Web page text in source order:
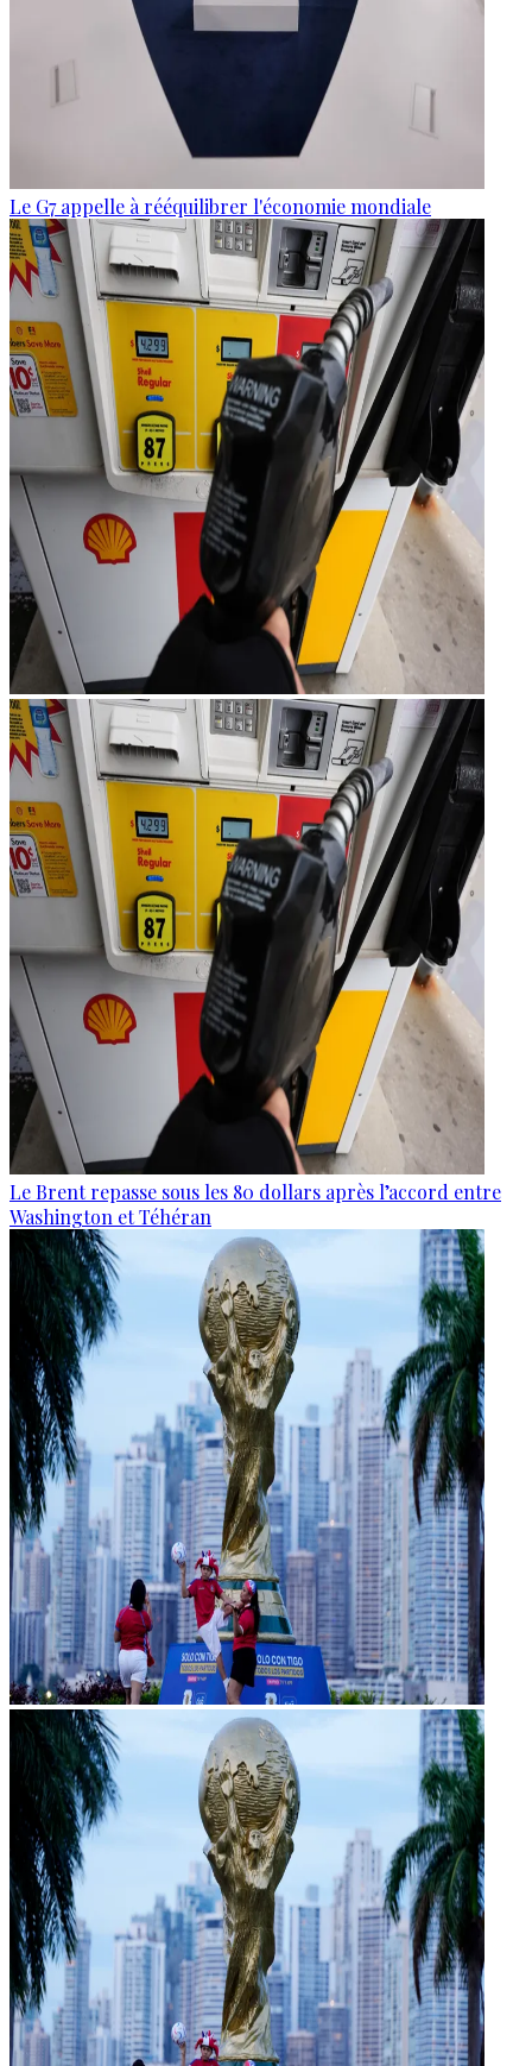
Le G7 appelle à rééquilibrer l'économie mondiale
Le Brent repasse sous les 80 dollars après l’accord entre
Washington et Téhéran